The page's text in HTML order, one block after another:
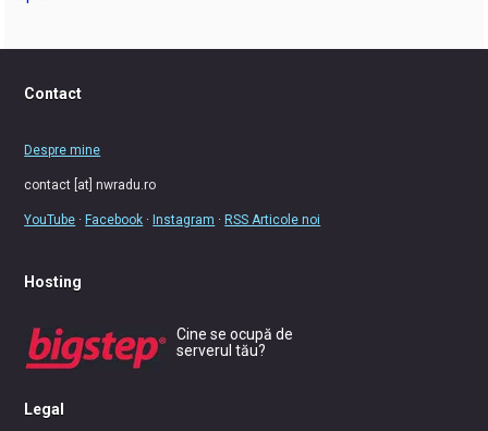
Contact
Despre mine
contact [at] nwradu.ro
YouTube ·Facebook ·Instagram ·RSS Articole noi
Hosting
Cine se ocupă de
serverul tău?
Legal